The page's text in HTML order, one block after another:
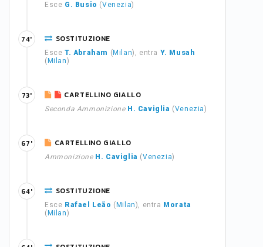
Esce G. Busio (Venezia)
SOSTITUZIONE
Esce T. Abraham ( Milan), entra Y. Musah
( Milan)
74'
CARTELLINO GIALLO
Seconda Ammonizione H. Caviglia (Venezia)
73'
CARTELLINO GIALLO
Ammonizione H. Caviglia (Venezia)
67'
SOSTITUZIONE
Esce Rafael Leão ( Milan), entra Morata
( Milan)
64'